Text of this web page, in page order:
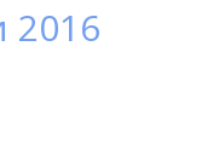
2016